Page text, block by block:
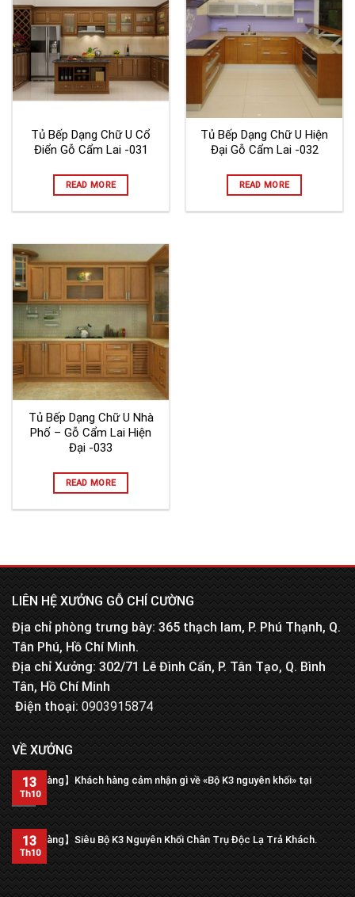
Tủ Bếp Dạng Chữ U Cổ
Điển Gỗ Cẩm Lai -031
READ MORE
Tủ Bếp Dạng Chữ U Hiện
Đại Gỗ Cẩm Lai -032
READ MORE
Tủ Bếp Dạng Chữ U Nhà
Phố – Gỗ Cẩm Lai Hiện
Đại -033
READ MORE
LIÊN HỆ XƯỞNG GỖ CHÍ CƯỜNG
Địa chỉ phòng trưng bày: 365 thạch lam, P. Phú Thạnh, Q.
Tân Phú, Hồ Chí Minh.
Địa chỉ Xưởng: 302/71 Lê Đình Cẩn, P. Tân Tạo, Q. Bình
Tân, Hồ Chí Minh
Điện thoại:0903915874
VỀ XƯỞNG
【Trả hàng】Khách hàng cảm nhận gì về «Bộ K3 nguyên khối» tại
xưởng?
13
Th10
【Trả hàng】Siêu Bộ K3 Nguyên Khối Chân Trụ Độc Lạ Trả Khách.
13
Th10